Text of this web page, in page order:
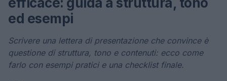
ed esempi
Scrivere una lettera di presentazione che convince è
questione di struttura, tono e contenuti: ecco come
farlo con esempi pratici e una checklist finale.